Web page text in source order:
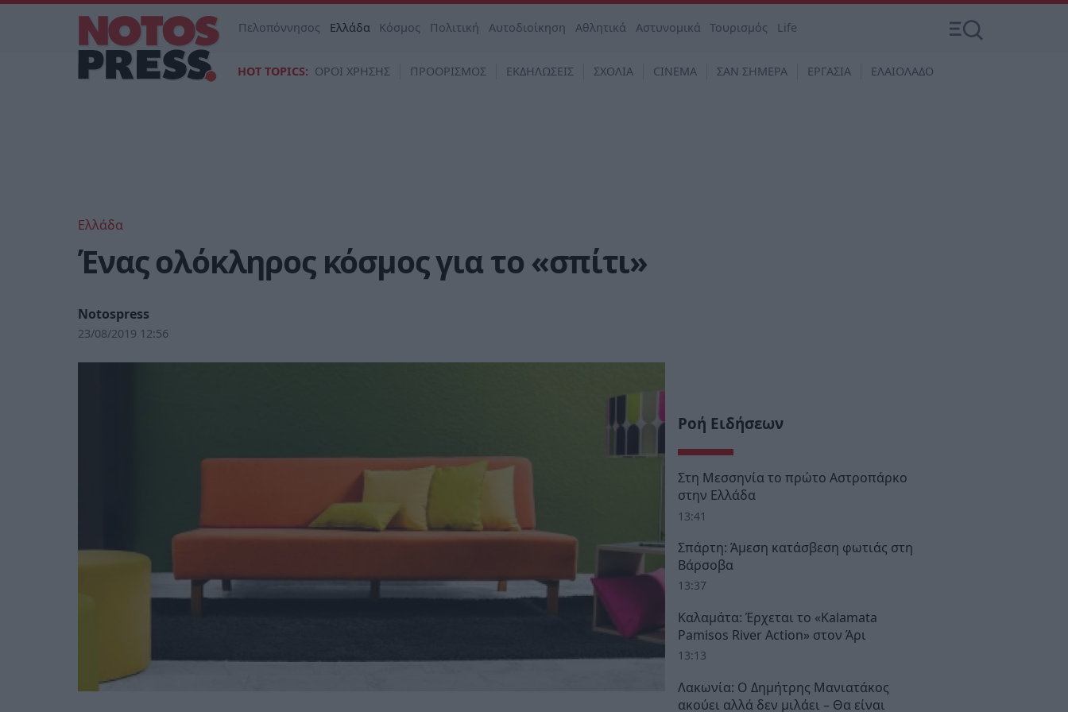
Πελοπόννησος Ελλάδα Κόσμος Πολιτική Αυτοδιοίκηση Αθλητικά Αστυνομικά Τουρισμός Life
HOT TOPICS: ΟΡΟΙ ΧΡΗΣΗΣ ΠΡΟΟΡΙΣΜΟΣ ΕΚΔΗΛΩΣΕΙΣ ΣΧΟΛΙΑ CINEMA ΣΑΝ ΣΗΜΕΡΑ ΕΡΓΑΣΙΑ ΕΛΑΙΟΛΑΔΟ
Ελλάδα
Ένας ολόκληρος κόσμος για το «σπίτι»
Notospress
23/08/2019 12:56
Ροή Ειδήσεων
Στη Μεσσηνία το πρώτο Αστροπάρκο
στην Ελλάδα
13:41
Σπάρτη: Άμεση κατάσβεση φωτιάς στη
Βάρσοβα
13:37
Καλαμάτα: Έρχεται το «Kalamata
Pamisos River Action» στον Άρι
13:13
Λακωνία: Ο Δημήτρης Μανιατάκος
ακούει αλλά δεν μιλάει – Θα είναι